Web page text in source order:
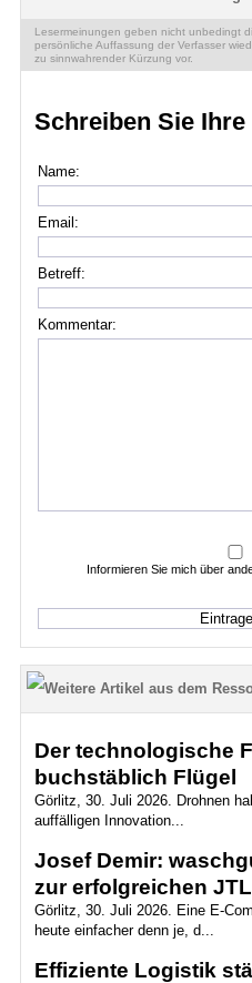
Lesermeinungen geben nicht unbedingt
persönliche Auffassung der Verfasser
zu sinnwahrender Kürzung vor.
Schreiben Sie Ihre
Name:
Email:
Betreff:
Kommentar:
Informieren Sie mich über
Der technologische
buchstäblich Flügel
Görlitz, 30. Juli 2026. Drohnen
auffälligen Innovation...
Josef Demir:
zur erfolgreichen
Görlitz, 30. Juli 2026. Eine E-
heute einfacher denn je, d...
Effiziente Logistik